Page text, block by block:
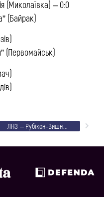
(Миколаївка) – 0:0
(Байрак)
(Первомайськ)